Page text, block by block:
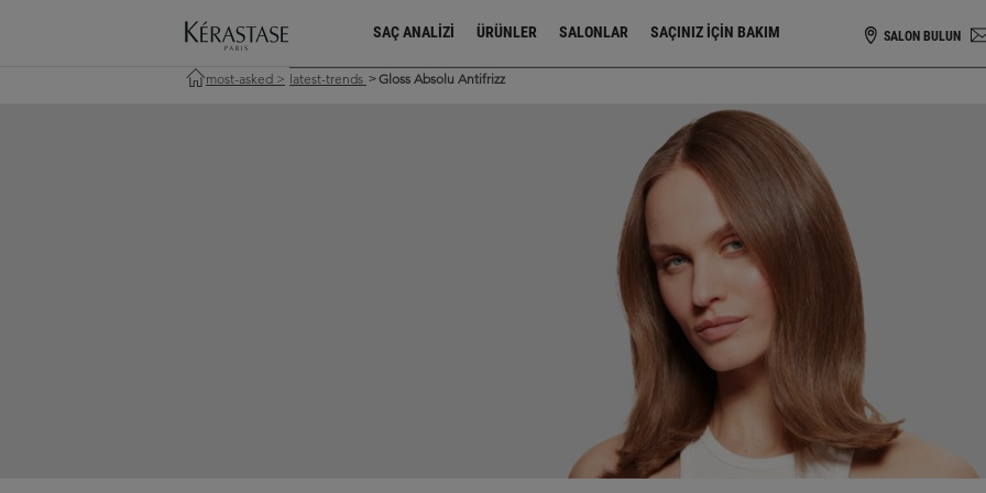
SAÇ ANALIZI ÜRÜNLER SALONLAR SAÇINIZ IÇIN BAKIM SALON BULUN
most-asked > latest-trends >Gloss Absolu Antifrizz